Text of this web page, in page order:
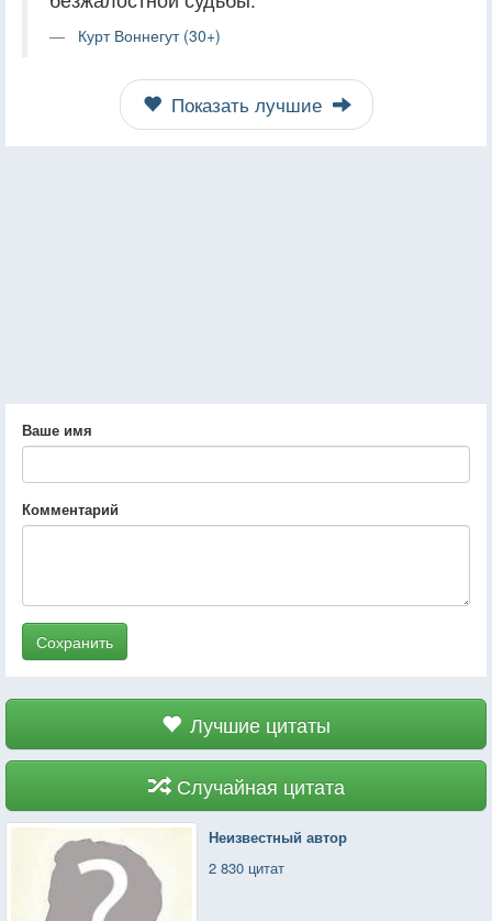
Курт Воннегут (30+)
Показать лучшие
Ваше имя
Комментарий
Сохранить
Лучшие цитаты
Случайная цитата
Неизвестный автор
2 830 цитат